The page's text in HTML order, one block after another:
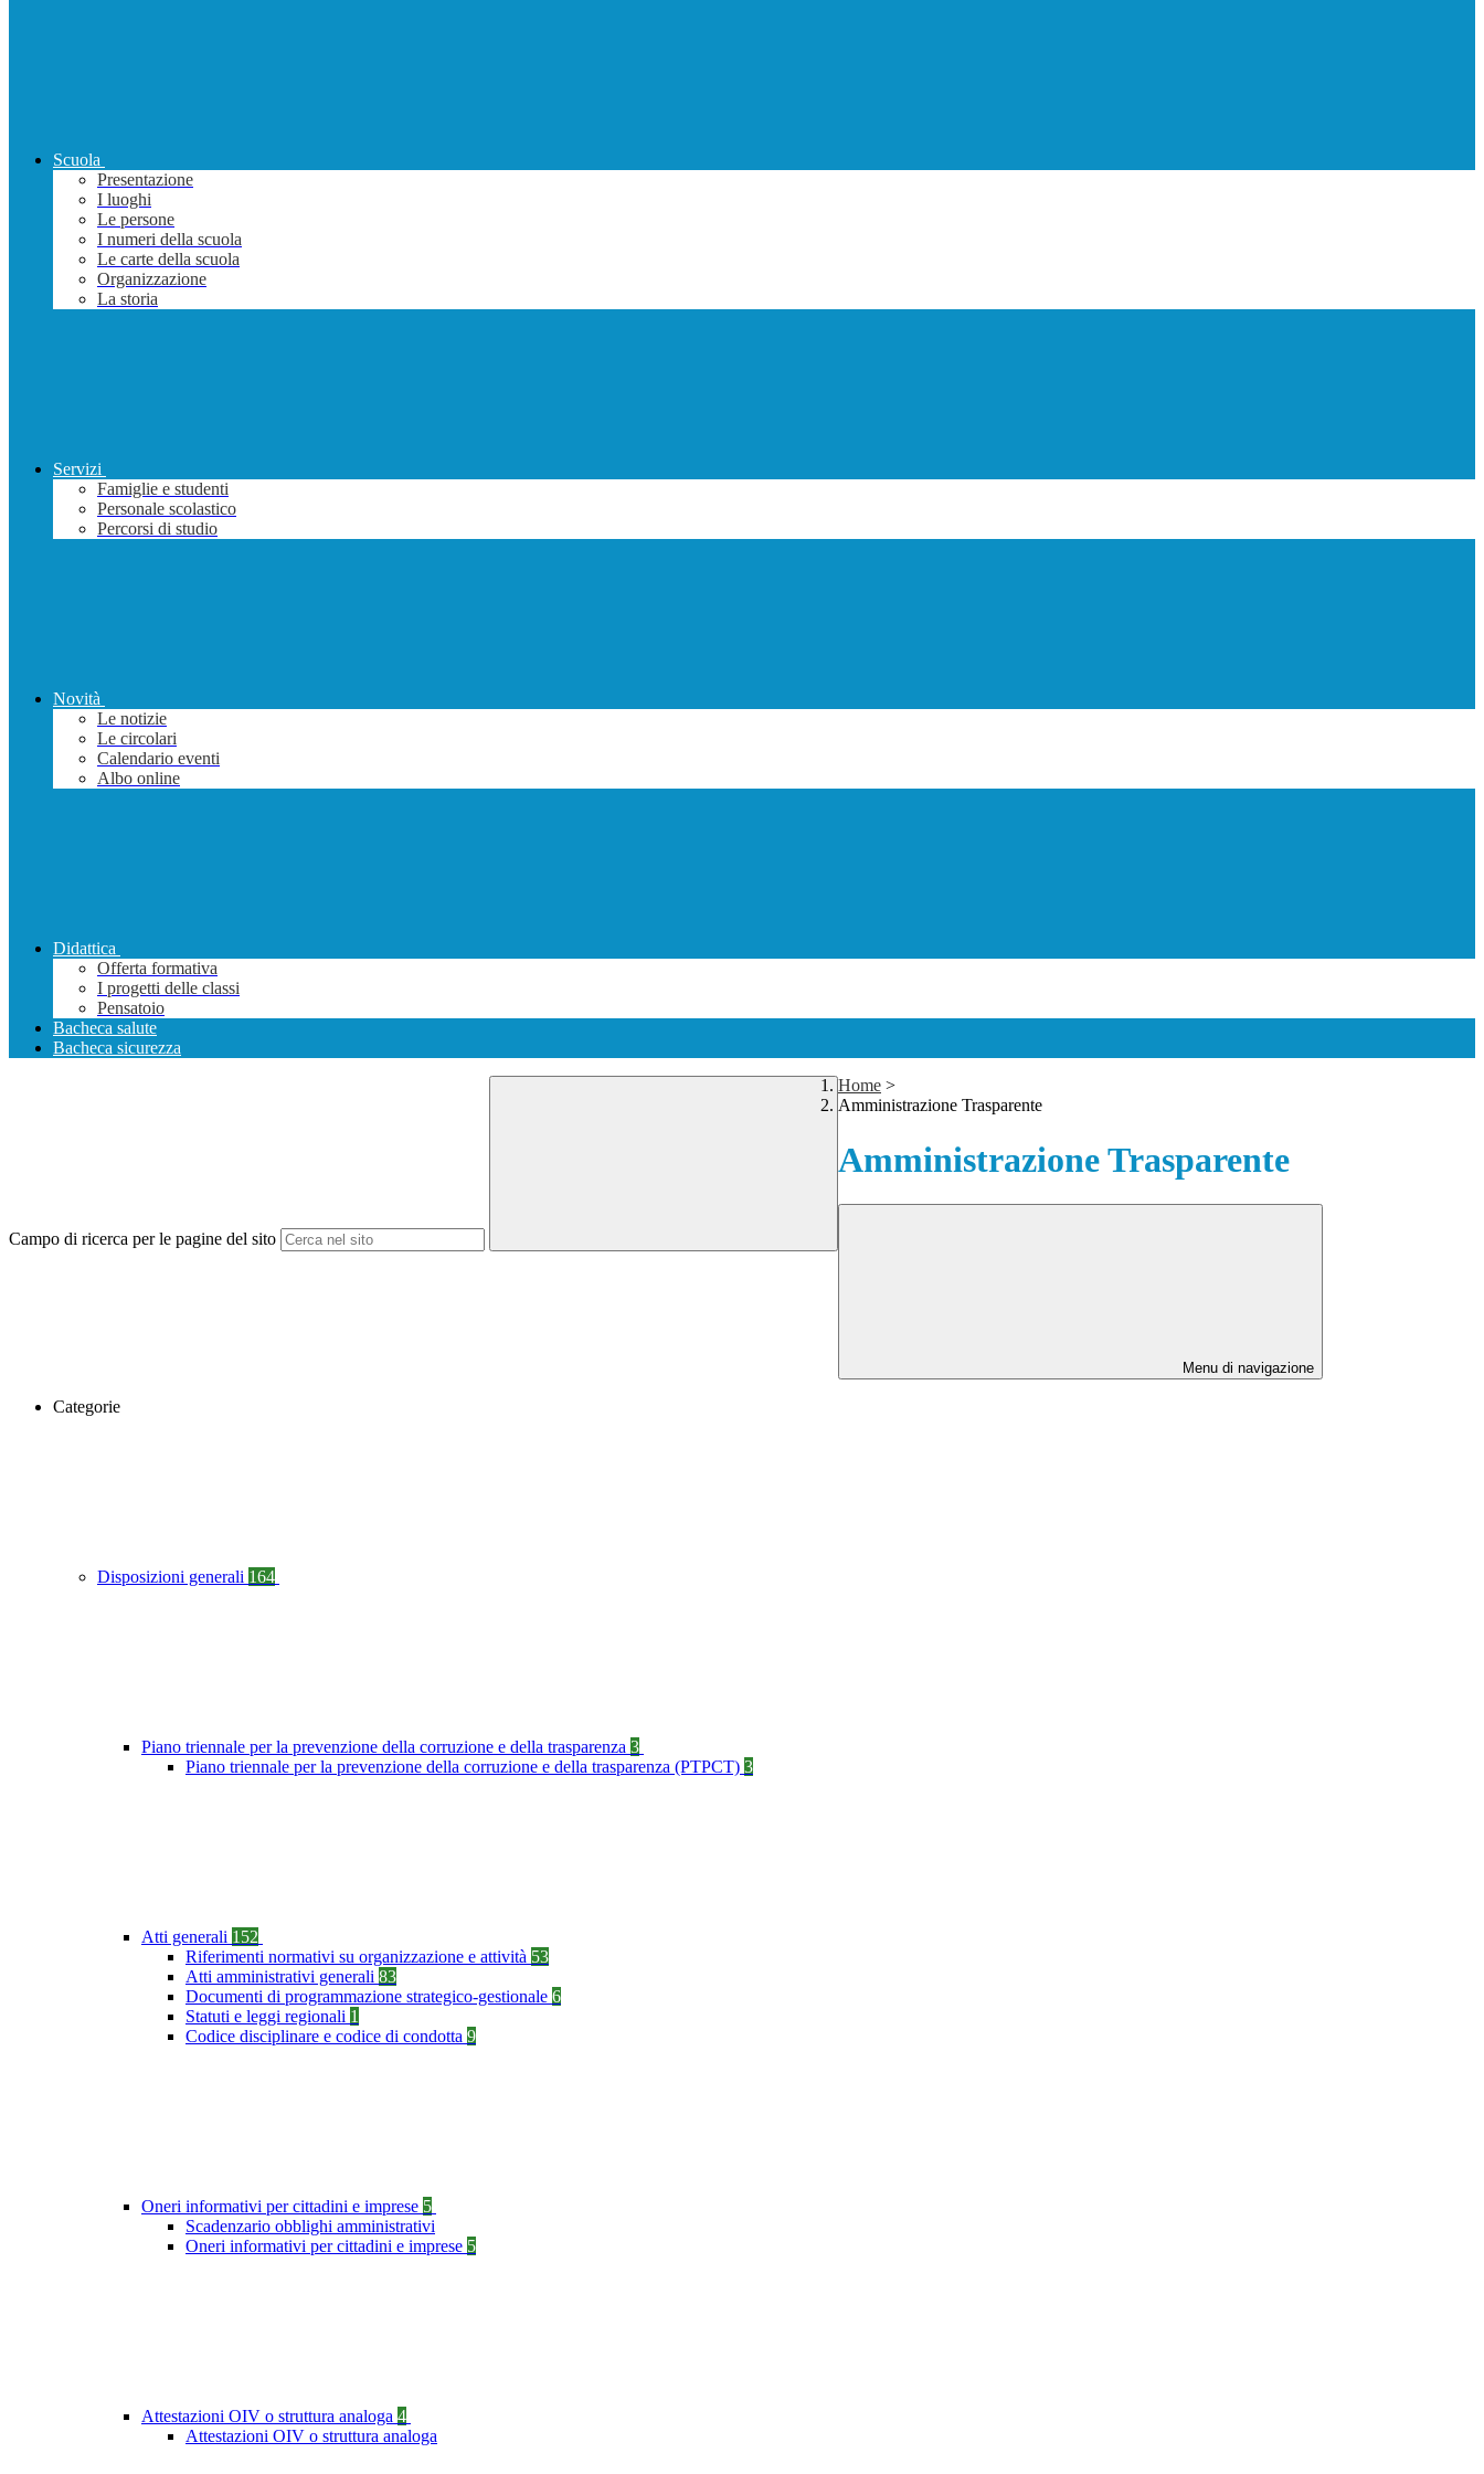
Scuola
Presentazione
I luoghi
Le persone
I numeri della scuola
Le carte della scuola
Organizzazione
La storia
Servizi
Famiglie e studenti
Personale scolastico
Percorsi di studio
Novità
Le notizie
Le circolari
Calendario eventi
Albo online
Didattica
Offerta formativa
I progetti delle classi
Pensatoio
Bacheca salute
Bacheca sicurezza
Campo di ricerca per le pagine del sito
Home >
Amministrazione Trasparente
Amministrazione Trasparente
Menu di navigazione
Categorie
Disposizioni generali 164
Piano triennale per la prevenzione della corruzione e della trasparenza 3
Piano triennale per la prevenzione della corruzione e della trasparenza (PTPCT) 3
Atti generali 152
Riferimenti normativi su organizzazione e attività 53
Atti amministrativi generali 83
Documenti di programmazione strategico-gestionale 6
Statuti e leggi regionali 1
Codice disciplinare e codice di condotta 9
Oneri informativi per cittadini e imprese 5
Scadenzario obblighi amministrativi
Oneri informativi per cittadini e imprese 5
Attestazioni OIV o struttura analoga 4
Attestazioni OIV o struttura analoga